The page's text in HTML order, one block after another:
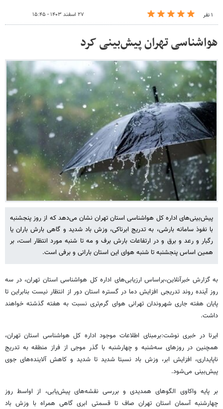
۱ نفر ۲۷ اسفند ۱۴۰۳ - ۱۵:۴۵
هواشناسی تهران پیش‌بینی کرد
پیش‌بینی‌های اداره کل هواشناسی استان تهران نشان می‌دهد که از روز پنجشنبه
با نفوذ سامانه بارشی، به تدریج ابرناکی، وزش باد شدید و گاهی بارش باران یا
رگبار و رعد و برق و در ارتفاعات بارش برف و مه تا شنبه مورد انتظار است، بر
همین اساس پنجشنبه تا شنبه هوای این استان بارانی و برفی است.
به گزارش خبرآنلاین،براساس ارزیابی‌های اداره کل هواشناسی استان تهران، در سه
روز آینده روند تدریجی افزایش دما در گستره استان دور از انتظار نیست بنابراین تا
پایان هفته جاری شهروندان تهرانی هوای گرم‌تری نسبت به هفته گذشته خواهند
داشت.
ایرنا در خبری نوشت:برمبنای اطلاعات موجود اداره کل هواشناسی استان تهران،
همچنین در روزهای سه‌شنبه و چهارشنبه با گذر موجی از فراز منطقه به تدریج
ناپایداری، افزایش ابر، وزش باد نسبتا شدید تا شدید و کاهش آلاینده‌های جوی
پیش‌بینی می‌شود.
بر پایه واکاوی الگوهای همدیدی و بررسی نقشه‌های پیش‌یابی، از اواسط روز
چهارشنبه آسمان استان تهران صاف تا قسمتی ابری گاهی همراه با وزش باد